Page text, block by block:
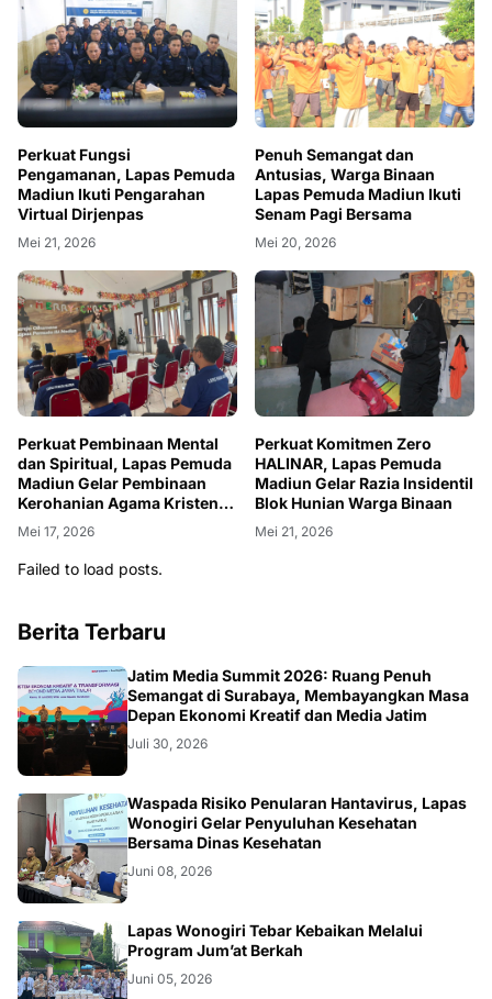
Perkuat Fungsi
Pengamanan, Lapas Pemuda
Madiun Ikuti Pengarahan
Virtual Dirjenpas
Mei 21, 2026
Penuh Semangat dan
Antusias, Warga Binaan
Lapas Pemuda Madiun Ikuti
Senam Pagi Bersama
Mei 20, 2026
Perkuat Pembinaan Mental
dan Spiritual, Lapas Pemuda
Madiun Gelar Pembinaan
Kerohanian Agama Kristen
dan Katolik
Mei 17, 2026
Perkuat Komitmen Zero
HALINAR, Lapas Pemuda
Madiun Gelar Razia Insidentil
Blok Hunian Warga Binaan
Mei 21, 2026
Failed to load posts.
Berita Terbaru
SURABAYA
Jatim Media Summit 2026: Ruang Penuh
Semangat di Surabaya, Membayangkan Masa
Depan Ekonomi Kreatif dan Media Jatim
Juli 30, 2026
WONOGIRI
Waspada Risiko Penularan Hantavirus, Lapas
Wonogiri Gelar Penyuluhan Kesehatan
Bersama Dinas Kesehatan
Juni 08, 2026
WONOGIRI
Lapas Wonogiri Tebar Kebaikan Melalui
Program Jum’at Berkah
Juni 05, 2026